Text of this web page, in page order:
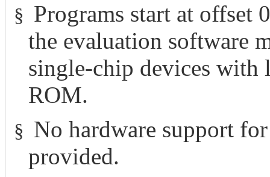
§ Programs start at offset
the evaluation software
single-chip devices with
ROM.
§ No hardware support
provided.